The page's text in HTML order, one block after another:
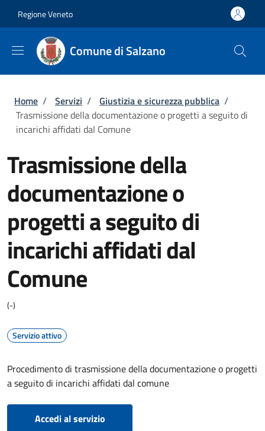
Regione Veneto
Comune di Salzano
Briciole di pane
Home / Servizi / Giustizia e sicurezza pubblica /
Trasmissione della documentazione o progetti a seguito di
incarichi affidati dal Comune
Trasmissione della
documentazione o
progetti a seguito di
incarichi affidati dal
Comune
(-)
Servizio attivo
Procedimento di trasmissione della documentazione o progetti
a seguito di incarichi affidati dal comune
Accedi al servizio